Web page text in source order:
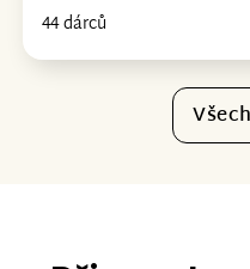
44 dárců